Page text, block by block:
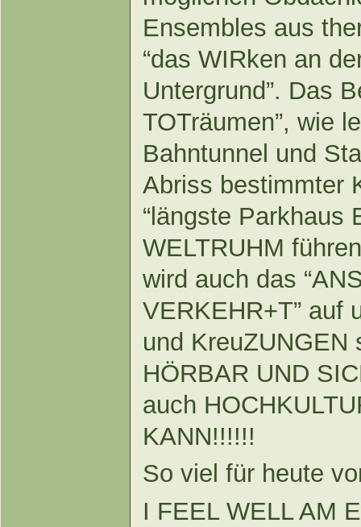
Ensembles aus
“das WIRken an
Untergrund”. Das
TOTräumen”, wie
Bahntunnel und
Abriss bestimmter
“längste Parkhaus
WELTRUHM
wird auch das
VERKEHR+T” auf
und KreuZUNGEN
HÖRBAR UND
auch
KANN!!!!!!
So viel für heute
I FEEL WELL AM